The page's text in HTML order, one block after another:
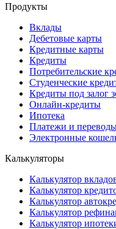
Продукты
Вклады
Дебетовые карты
Кредитные карты
Кредиты
Потребительские
Студенческие
Кредиты под залог
Онлайн-кредиты
Ипотека
Платежи и
Электронные
Калькуляторы
Калькулятор
Калькулятор
Калькулятор
Калькулятор
Калькулятор